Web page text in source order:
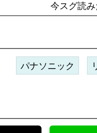
今スグ読み
パナソニック